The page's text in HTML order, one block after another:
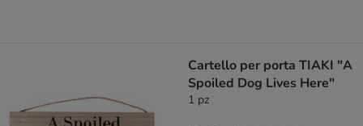
Cartello per porta TIAKI "A
Spoiled Dog Lives Here"
1 pz